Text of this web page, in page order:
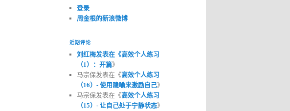
登录
周金根的新浪微博
近期评论
刘红梅发表在《高效个人练习
（1）：开篇》
马宗保发表在《高效个人练习
（16）- 使用隐喻来激励自己》
马宗保发表在《高效个人练习
（15）- 让自己处于宁静状态》